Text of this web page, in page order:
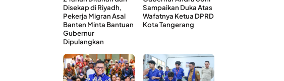
Disekap di Riyadh,
Pekerja Migran Asal
Banten Minta Bantuan
Gubernur
Dipulangkan
Sampaikan Duka Atas
Wafatnya Ketua DPRD
Kota Tangerang